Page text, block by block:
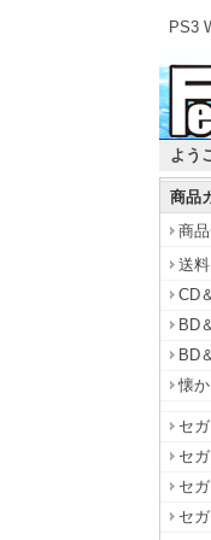
PS3
よう
商品
商
送
CD
BD
BD
懐
セ
セ
セ
セ